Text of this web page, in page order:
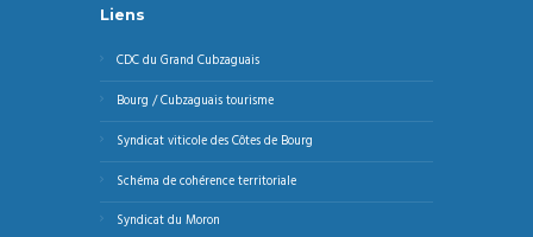
Liens
CDC du Grand Cubzaguais
Bourg / Cubzaguais tourisme
Syndicat viticole des Côtes de Bourg
Schéma de cohérence territoriale
Syndicat du Moron